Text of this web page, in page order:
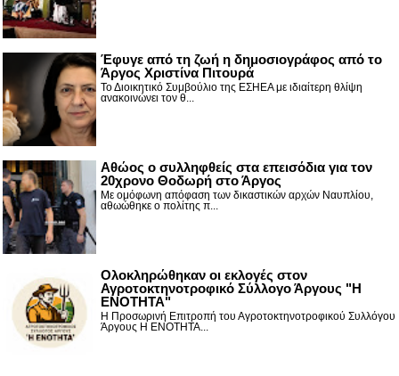
Έφυγε από τη ζωή η δημοσιογράφος από το
Άργος Χριστίνα Πιτουρά
Το Διοικητικό Συμβούλιο της ΕΣΗΕΑ με ιδιαίτερη θλίψη
ανακοινώνει τον θ...
Αθώος ο συλληφθείς στα επεισόδια για τον
20χρονο Θοδωρή στο Άργος
Με ομόφωνη απόφαση των δικαστικών αρχών Ναυπλίου,
αθωώθηκε ο πολίτης π...
Ολοκληρώθηκαν οι εκλογές στον
Αγροτοκτηνοτροφικό Σύλλογο Άργους "Η
ΕΝΟΤΗΤΑ"
Η Προσωρινή Επιτροπή του Αγροτοκτηνοτροφικού Συλλόγου
Άργους Η ΕΝΟΤΗΤΑ...